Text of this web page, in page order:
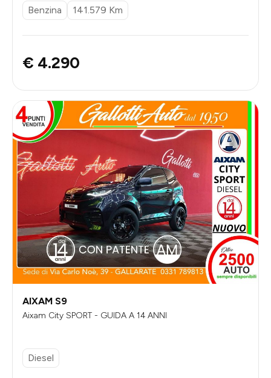
Benzina
141.579 Km
€ 4.290
AIXAM S9
Aixam City SPORT - GUIDA A 14 ANNI
Diesel